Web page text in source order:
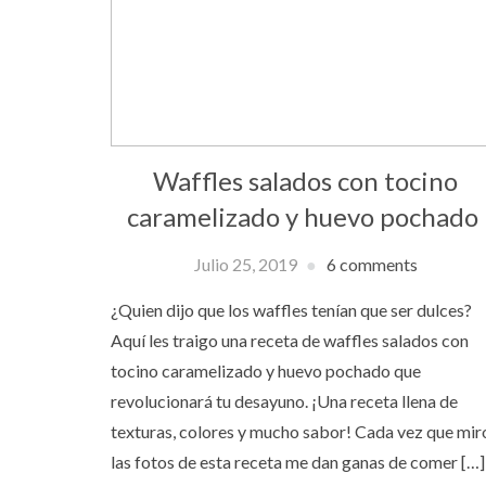
Waffles salados con tocino
caramelizado y huevo pochado
Julio 25, 2019 6 comments
¿Quien dijo que los waffles tenían que ser dulces?
Aquí les traigo una receta de waffles salados con
tocino caramelizado y huevo pochado que
revolucionará tu desayuno. ¡Una receta llena de
texturas, colores y mucho sabor! Cada vez que
las fotos de esta receta me dan ganas de comer […]